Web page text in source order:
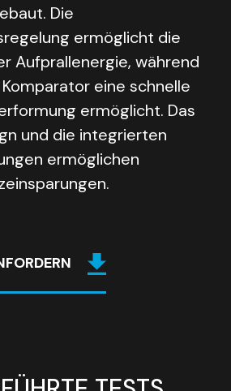
Die
ermöglicht die
Aufprallenergie, während
eine schnelle
ermöglicht. Das
und die integrierten
ermöglichen